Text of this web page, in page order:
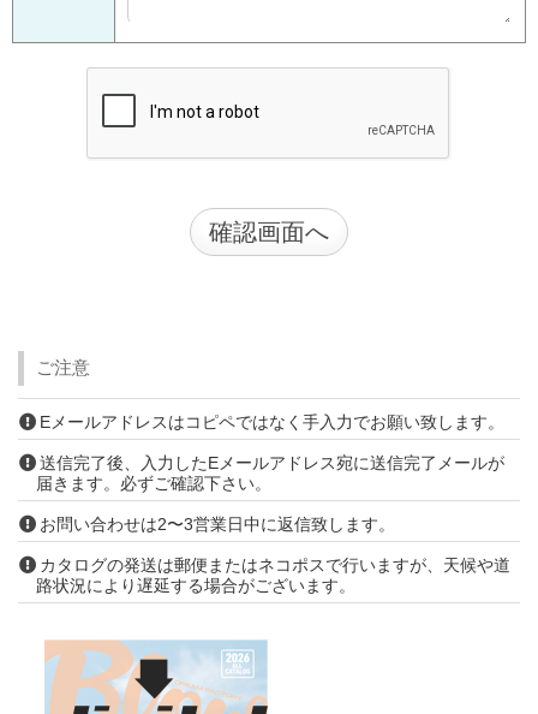
ご注意
Eメールアドレスはコピペではなく手入力でお願い致します。
送信完了後、入力したEメールアドレス宛に送信完了メールが
届きます。必ずご確認下さい。
お問い合わせは2〜3営業日中に返信致します。
カタログの発送は郵便またはネコポスで行いますが、天候や道
路状況により遅延する場合がございます。